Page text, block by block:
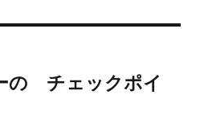
の チェックポイ